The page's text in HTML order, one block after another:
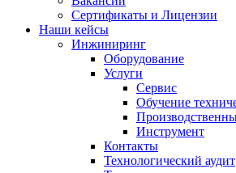
Сертификаты и Лицензии
Наши кейсы
Инжиниринг
Оборудование
Услуги
Сервис
Обучение
Инструмент
Контакты
Технологический аудит